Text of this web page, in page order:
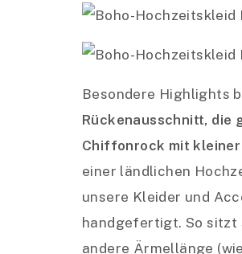
Besondere Highlights
Rückenausschnitt, die
Chiffonrock mit kleiner
einer ländlichen
unsere Kleider und
handgefertigt. So sitzt
andere Ärmellänge